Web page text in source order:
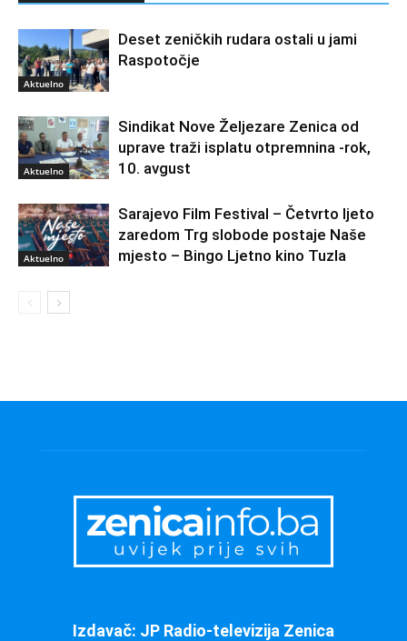
Aktuelno
Deset zeničkih rudara ostali u jami
Raspotočje
Aktuelno
Sindikat Nove Željezare Zenica od
uprave traži isplatu otpremnina -rok,
10. avgust
Aktuelno
Sarajevo Film Festival – Četvrto ljeto
zaredom Trg slobode postaje Naše
mjesto – Bingo Ljetno kino Tuzla
Izdavač: JP Radio-televizija Zenica